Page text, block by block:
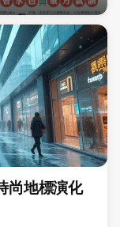
尚地標演化